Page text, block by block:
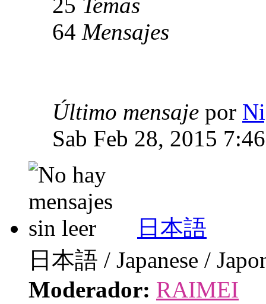
64 Mensajes
Último mensaje por
Sab Feb 28, 2015
日本語
日本語 / Japanese /
Moderador: RAIMEI